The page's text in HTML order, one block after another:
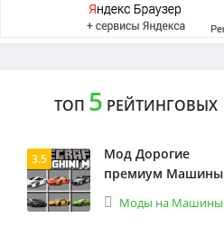
ТОП 5 РЕЙТИНГОВЫХ
3.5
Мод Дорогие
премиум Машины
Моды на Машины